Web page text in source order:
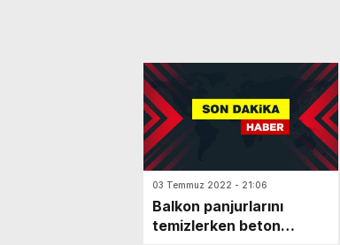
03 Temmuz 2022 - 21:06
Balkon panjurlarını
temizlerken beton